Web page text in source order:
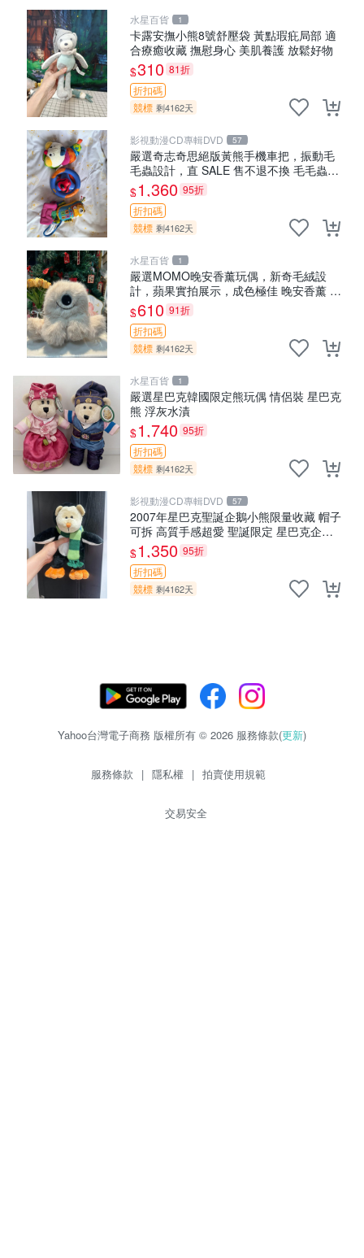
水星百貨 1
卡露安撫小熊8號舒壓袋 黃點瑕疪局部 適
合療癒收藏 撫慰身心 美肌養護 放鬆好物
$310 81折
折扣碼
競標 剩4162天
影視動漫CD專輯DVD 57
嚴選奇志奇思絕版黃熊手機車把，振動毛
毛蟲設計，直 SALE 售不退不換 毛毛蟲
手機 車把
$1,360 95折
折扣碼
競標 剩4162天
水星百貨 1
嚴選MOMO晚安香薰玩偶，新奇毛絨設
計，蘋果實拍展示，成色極佳 晚安香薰 馮
娃娃 毛絨玩偶
$610 91折
折扣碼
競標 剩4162天
水星百貨 1
嚴選星巴克韓國限定熊玩偶 情侶裝 星巴克
熊 浮灰水漬
$1,740 95折
折扣碼
競標 剩4162天
影視動漫CD專輯DVD 57
2007年星巴克聖誕企鵝小熊限量收藏 帽子
可拆 高質手感超愛 聖誕限定 星巴克企鵝
小熊杯墊
$1,350 95折
折扣碼
競標 剩4162天
Yahoo台灣電子商務 版權所有 © 2026 服務條款(更新)
服務條款 | 隱私權 | 拍賣使用規範
交易安全